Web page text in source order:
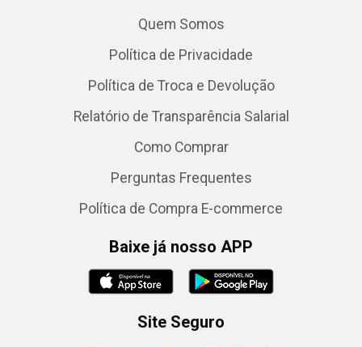
Quem Somos
Política de Privacidade
Política de Troca e Devolução
Relatório de Transparência Salarial
Como Comprar
Perguntas Frequentes
Política de Compra E-commerce
Baixe já nosso APP
Site Seguro